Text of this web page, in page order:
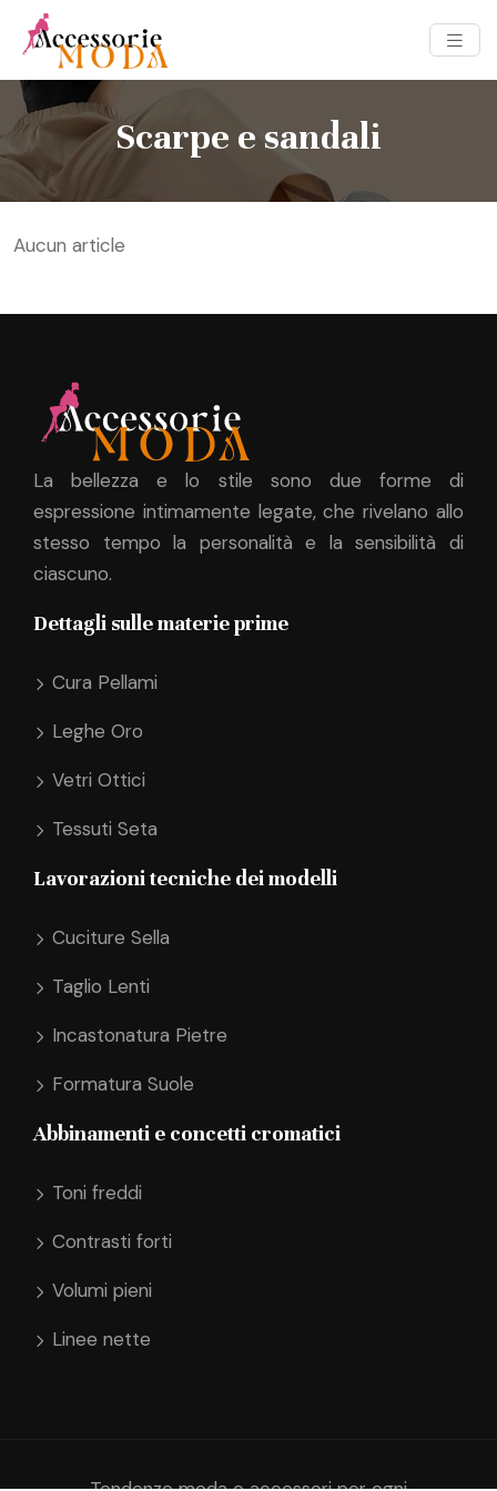
Scarpe e sandali
Aucun article
La bellezza e lo stile sono due forme di
espressione intimamente legate, che rivelano allo
stesso tempo la personalità e la sensibilità di
ciascuno.
Dettagli sulle materie prime
Cura Pellami
Leghe Oro
Vetri Ottici
Tessuti Seta
Lavorazioni tecniche dei modelli
Cuciture Sella
Taglio Lenti
Incastonatura Pietre
Formatura Suole
Abbinamenti e concetti cromatici
Toni freddi
Contrasti forti
Volumi pieni
Linee nette